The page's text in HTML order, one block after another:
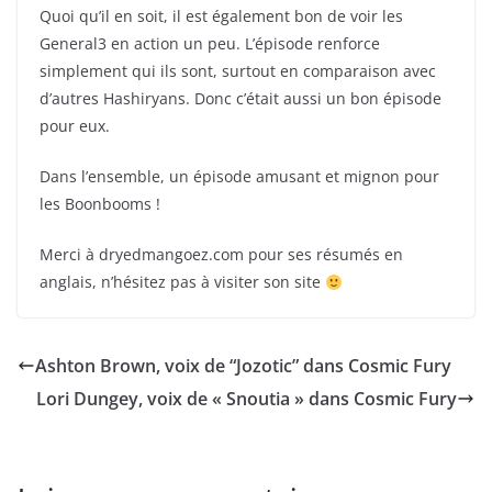
Quoi qu’il en soit, il est également bon de voir les
General3 en action un peu. L’épisode renforce
simplement qui ils sont, surtout en comparaison avec
d’autres Hashiryans. Donc c’était aussi un bon épisode
pour eux.
Dans l’ensemble, un épisode amusant et mignon pour
les Boonbooms !
Merci à dryedmangoez.com pour ses résumés en
anglais, n’hésitez pas à visiter son site
Ashton Brown, voix de “Jozotic” dans Cosmic Fury
Lori Dungey, voix de « Snoutia » dans Cosmic Fury